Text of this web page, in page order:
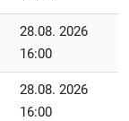
28.08. 2026
16:00
28.08. 2026
16:00